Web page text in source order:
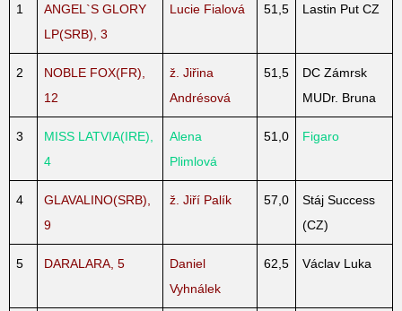
1
ANGEL`S GLORY
LP(SRB), 3
Lucie Fialová 51,5 Lastin Put CZ
2
NOBLE FOX(FR),
12
ž. Jiřina
Andrésová
51,5
DC Zámrsk
MUDr. Bruna
3
MISS LATVIA(IRE),
4
Alena
Plimlová
51,0 Figaro
4
GLAVALINO(SRB),
9
ž. Jiří Palík 57,0
Stáj Success
(CZ)
5 DARALARA, 5
Daniel
Vyhnálek
62,5 Václav Luka